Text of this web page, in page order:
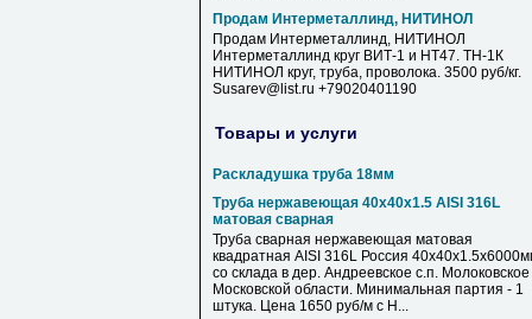
Продам Интерметаллинд, НИТИНОЛ
Продам Интерметаллинд, НИТИНОЛ
Интерметаллинд круг ВИТ-1 и НТ47. ТН-1К
НИТИНОЛ круг, труба, проволока. 3500 руб/кг.
Susarev@list.ru +79020401190
Товары и услуги
Раскладушка труба 18мм
Труба нержавеющая 40х40х1.5 AISI 316L
матовая сварная
Труба сварная нержавеющая матовая
квадратная AISI 316L Россия
со склада в дер. Андреевское с.п. Молоковское
Московской области. Минимальная партия - 1
штука. Цена 1650 руб/м с Н...